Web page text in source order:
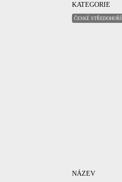
KATEGORIE
ČESKÉ STŘEDOHOŘÍ
NÁZEV